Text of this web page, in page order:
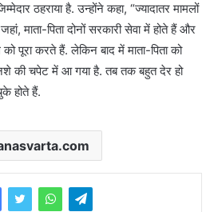
ठहराया है. उन्होंने कहा, “ज्यादातर मामलों
माता-पिता दोनों सरकारी सेवा में होते हैं और
पूरा करते हैं. लेकिन बाद में माता-पिता को
की चपेट में आ गया है. तब तक बहुत देर हो
होते हैं.